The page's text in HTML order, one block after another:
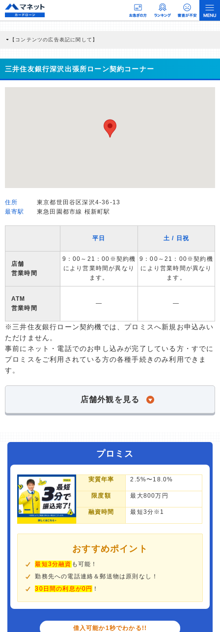
【コンテンツの広告表記に関して】
商品を根拠なくPRするものではなく、当編集部の調査／ユーザーへの口コミ収集な
どに基づき、公平性を担保した情報提供を行っています。
>提携企業一覧
三井住友銀行深沢出張所ローン契約コーナー
住所
東京都世田谷区深沢4-36-13
最寄駅
東急田園都市線 桜新町駅
平日 土 / 日祝
店舗
営業時間
9：00～21：00※契約機
により営業時間が異なり
ます。
9：00～21：00※契約機
により営業時間が異なり
ます。
ATM
営業時間
― ―
※三井住友銀行ローン契約機では、プロミスへ新規お申込みい
ただけません。
事前にネット・電話でのお申し込みが完了している方・すでに
プロミスをご利用されている方の各種手続きのみ利用できま
す。
店舗外観を見る
プロミス
実質年率 2.5%〜18.0%
限度額 最大800万円
融資時間 最短3分※1
おすすめポイント
最短3分融資 も可能！
勤務先への電話連絡＆郵送物は原則なし！
30日間の利息が0円 ！
借入可能か1秒でわかる!!